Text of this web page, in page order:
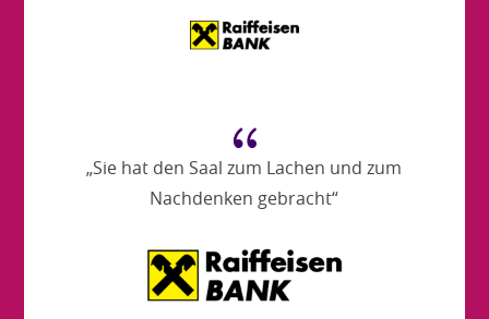
{
„Sie hat den Saal zum Lachen und zum
Nachdenken gebracht“